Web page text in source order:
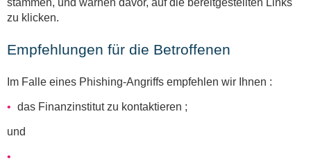
zu klicken.
Empfehlungen für die Betroffenen
Im Falle eines Phishing-Angriffs empfehlen wir Ihnen :
das Finanzinstitut zu kontaktieren ;
und